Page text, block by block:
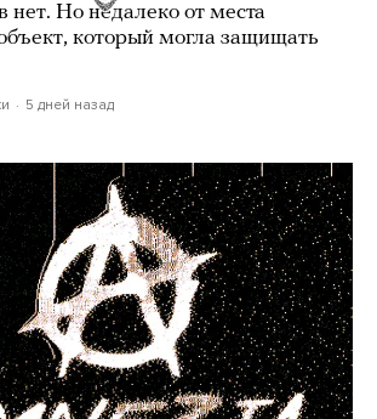
нет. Но недалеко от места
который могла защищать
5 дней назад